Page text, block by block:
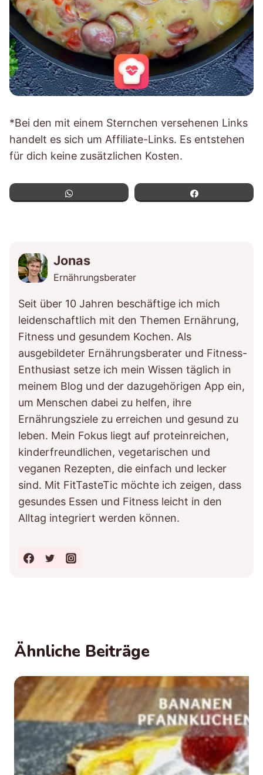
*Bei den mit einem Sternchen versehenen Links
handelt es sich um Affiliate-Links. Es entstehen
für dich keine zusätzlichen Kosten.
Jonas
Ernährungsberater
Seit über 10 Jahren beschäftige ich mich
leidenschaftlich mit den Themen Ernährung,
Fitness und gesundem Kochen. Als
ausgebildeter Ernährungsberater und Fitness-
Enthusiast setze ich mein Wissen täglich in
meinem Blog und der dazugehörigen App ein,
um Menschen dabei zu helfen, ihre
Ernährungsziele zu erreichen und gesund zu
leben. Mein Fokus liegt auf proteinreichen,
kinderfreundlichen, vegetarischen und
veganen Rezepten, die einfach und lecker
sind. Mit FitTasteTic möchte ich zeigen, dass
gesundes Essen und Fitness leicht in den
Alltag integriert werden können.
Ähnliche Beiträge